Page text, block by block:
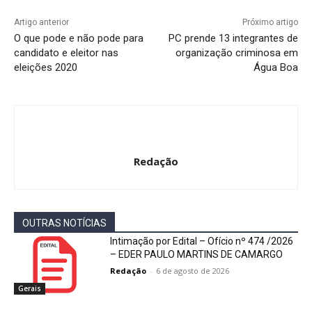
Artigo anterior
O que pode e não pode para
candidato e eleitor nas
eleições 2020
Próximo artigo
PC prende 13 integrantes de
organização criminosa em
Água Boa
Redação
OUTRAS NOTÍCIAS
Gerais
Intimação por Edital – Ofício nº 474 /2026
– EDER PAULO MARTINS DE CAMARGO
Redação - 6 de agosto de 2026